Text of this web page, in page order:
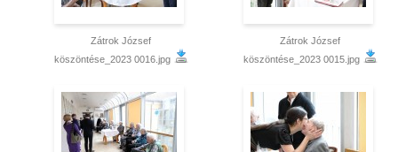
Zátrok József
köszöntése_2023 0016.jpg
Zátrok József
köszöntése_2023 0015.jpg